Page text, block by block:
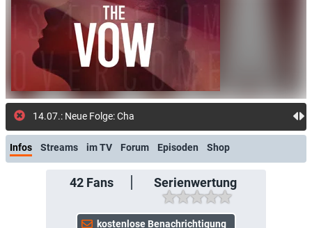
14.07.: Neue Folge: Charakterbildung (HBO Max Chann
Infos Streams im TV Forum Episoden Shop
42Fans Serienwertung